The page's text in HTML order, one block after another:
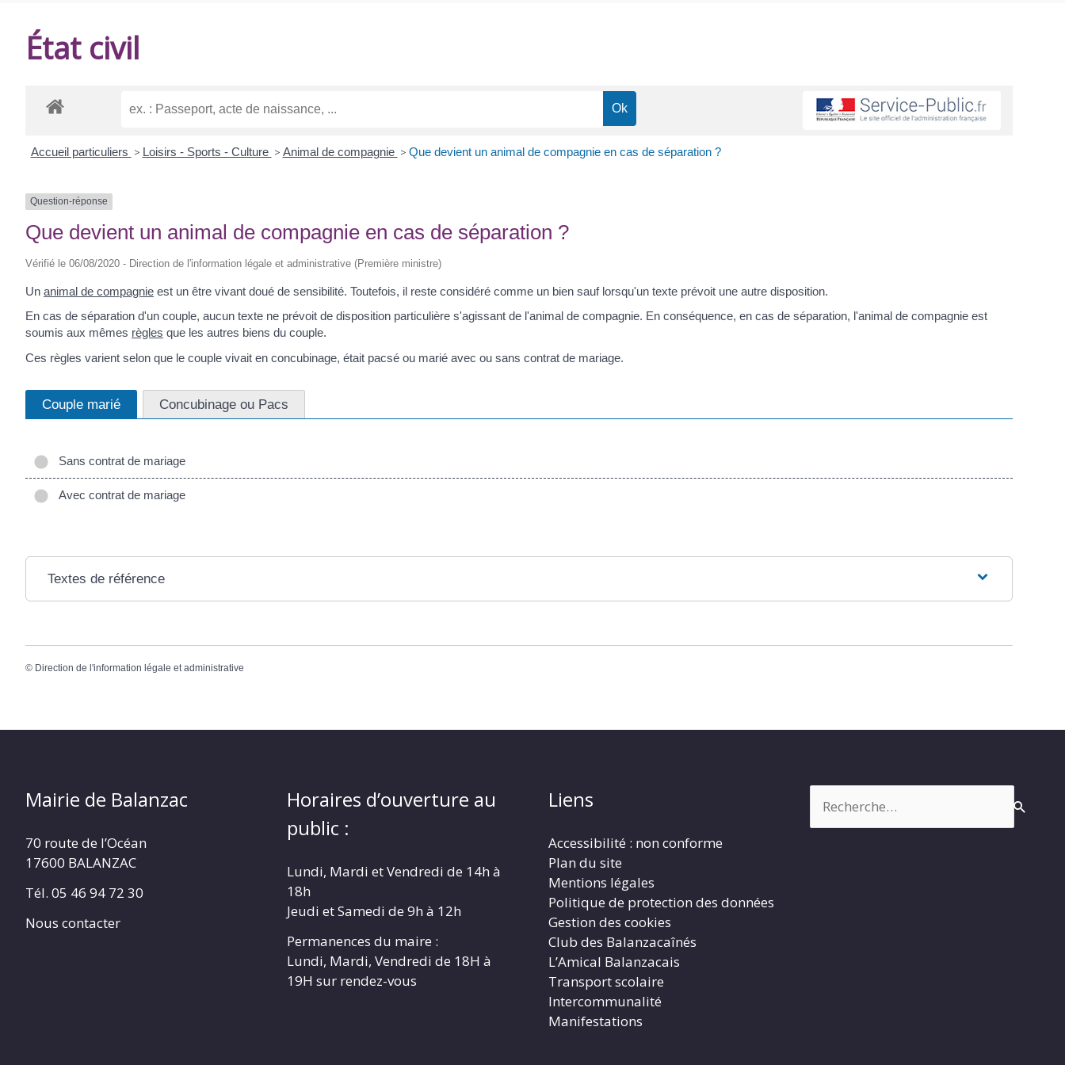
État civil
Accueil particuliers > Loisirs - Sports - Culture > Animal de compagnie > Que devient un animal de compagnie en cas de séparation ?
Question-réponse
Que devient un animal de compagnie en cas de séparation ?
Vérifié le 06/08/2020 - Direction de l'information légale et administrative (Première ministre)
Un animal de compagnie est un être vivant doué de sensibilité. Toutefois, il reste considéré comme un bien sauf lorsqu'un texte prévoit une autre disposition.
En cas de séparation d'un couple, aucun texte ne prévoit de disposition particulière s'agissant de l'animal de compagnie. En conséquence, en cas de séparation, l'animal de compagnie est
soumis aux mêmes règles que les autres biens du couple.
Ces règles varient selon que le couple vivait en concubinage, était pacsé ou marié avec ou sans contrat de mariage.
Couple marié Concubinage ou Pacs
Sans contrat de mariage
Avec contrat de mariage
Textes de référence
© Direction de l'information légale et administrative
Mairie de Balanzac
70 route de l’Océan
17600 BALANZAC
Tél. 05 46 94 72 30
Nous contacter
Horaires d’ouverture au
public :
Lundi, Mardi et Vendredi de 14h à
18h
Jeudi et Samedi de 9h à 12h
Permanences du maire :
Lundi, Mardi, Vendredi de 18H à
19H sur rendez-vous
Liens
Accessibilité : non conforme
Plan du site
Mentions légales
Politique de protection des données
Gestion des cookies
Club des Balanzacaînés
L’Amical Balanzacais
Transport scolaire
Intercommunalité
Manifestations